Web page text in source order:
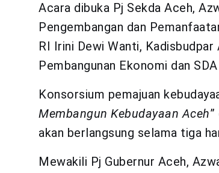
Acara dibuka Pj Sekda Aceh,
Pengembangan dan
RI Irini Dewi Wanti,
Pembangunan Ekonomi dan
Konsorsium pemajuan
Membangun Kebudayaan Aceh
akan berlangsung selama tiga
Mewakili Pj Gubernur Aceh,